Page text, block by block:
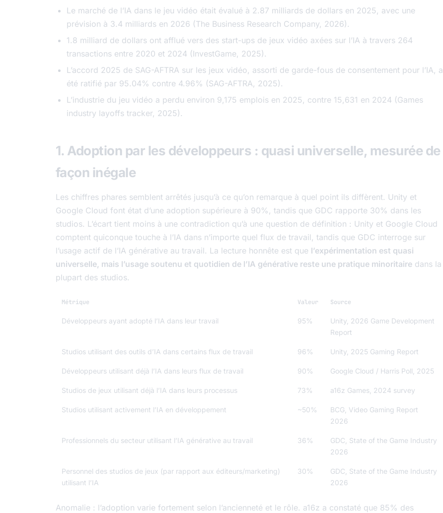
Le marché de l’IA dans le jeu vidéo était évalué à 2.87 milliards de dollars en 2025, avec une
prévision à 3.4 milliards en 2026 (The Business Research Company, 2026).
1.8 milliard de dollars ont afflué vers des start-ups de jeux vidéo axées sur l’IA à travers 264
transactions entre 2020 et 2024 (InvestGame, 2025).
L’accord 2025 de SAG-AFTRA sur les jeux vidéo, assorti de garde-fous de consentement pour l’IA, a
été ratifié par 95.04% contre 4.96% (SAG-AFTRA, 2025).
L’industrie du jeu vidéo a perdu environ 9,175 emplois en 2025, contre 15,631 en 2024 (Games
industry layoffs tracker, 2025).
1. Adoption par les développeurs : quasi universelle, mesurée de
façon inégale
Les chiffres phares semblent arrêtés jusqu’à ce qu’on remarque à quel point ils diffèrent. Unity et
Google Cloud font état d’une adoption supérieure à 90%, tandis que GDC rapporte 30% dans les
studios. L’écart tient moins à une contradiction qu’à une question de définition : Unity et Google Cloud
comptent quiconque touche à l’IA dans n’importe quel flux de travail, tandis que GDC interroge sur
l’usage actif de l’IA générative au travail. La lecture honnête est que l’expérimentation est quasi
universelle, mais l’usage soutenu et quotidien de l’IA générative reste une pratique minoritaire dans la
plupart des studios.
Métrique Valeur Source
Développeurs ayant adopté l’IA dans leur travail 95%
Unity, 2026 Game Development
Report
Studios utilisant des outils d’IA dans certains flux de travail 96% Unity, 2025 Gaming Report
Développeurs utilisant déjà l’IA dans leurs flux de travail 90% Google Cloud / Harris Poll, 2025
Studios de jeux utilisant déjà l’IA dans leurs processus 73% a16z Games, 2024 survey
Studios utilisant activement l’IA en développement ~50%
BCG, Video Gaming Report
2026
Professionnels du secteur utilisant l’IA générative au travail 36%
GDC, State of the Game Industry
2026
Personnel des studios de jeux (par rapport aux éditeurs/marketing)
utilisant l’IA
30%
GDC, State of the Game Industry
2026
Anomalie : l’adoption varie fortement selon l’ancienneté et le rôle. a16z a constaté que 85% des